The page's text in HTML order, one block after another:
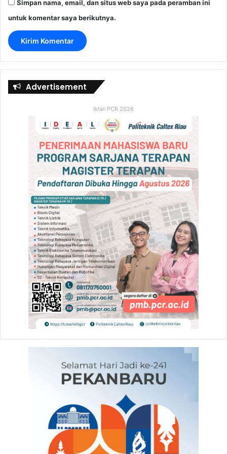
Simpan nama, email, dan situs web saya pada peramban ini
untuk komentar saya berikutnya.
Advertisement
Iklan PCR 2026